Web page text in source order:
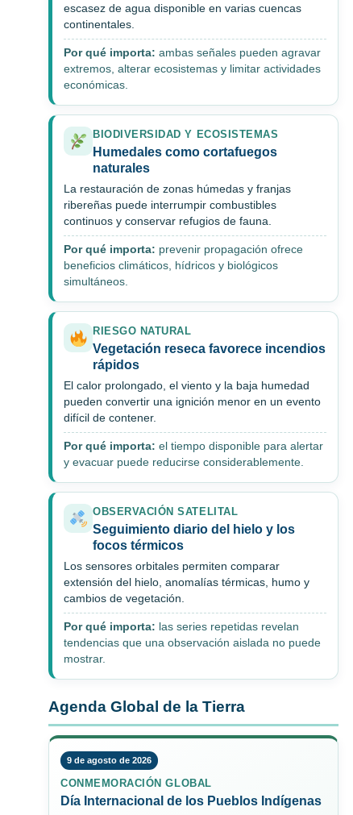
escasez de agua disponible en varias cuencas
continentales.
Por qué importa: ambas señales pueden agravar
extremos, alterar ecosistemas y limitar actividades
económicas.
BIODIVERSIDAD Y ECOSISTEMAS
Humedales como cortafuegos
naturales
La restauración de zonas húmedas y franjas
ribereñas puede interrumpir combustibles
continuos y conservar refugios de fauna.
Por qué importa: prevenir propagación ofrece
beneficios climáticos, hídricos y biológicos
simultáneos.
RIESGO NATURAL
Vegetación reseca favorece incendios
rápidos
El calor prolongado, el viento y la baja humedad
pueden convertir una ignición menor en un evento
difícil de contener.
Por qué importa: el tiempo disponible para alertar
y evacuar puede reducirse considerablemente.
OBSERVACIÓN SATELITAL
Seguimiento diario del hielo y los
focos térmicos
Los sensores orbitales permiten comparar
extensión del hielo, anomalías térmicas, humo y
cambios de vegetación.
Por qué importa: las series repetidas revelan
tendencias que una observación aislada no puede
mostrar.
Agenda Global de la Tierra
9 de agosto de 2026
CONMEMORACIÓN GLOBAL
Día Internacional de los Pueblos Indígenas